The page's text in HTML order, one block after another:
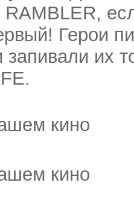
Герои
их